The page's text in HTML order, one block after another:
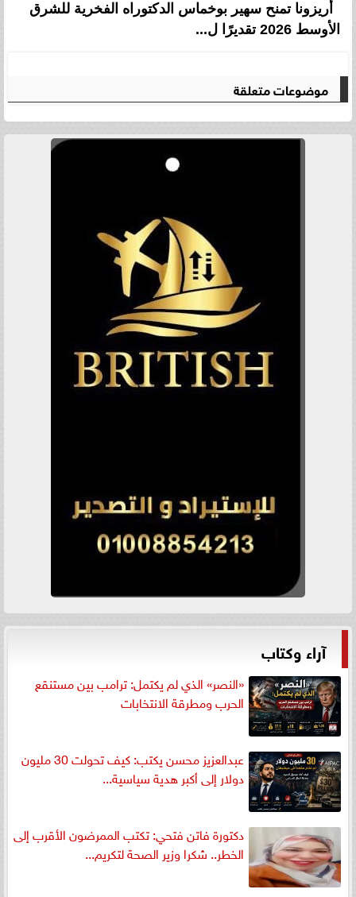
أريزونا تمنح سهير بوخماس الدكتوراه الفخرية للشرق
الأوسط 2026 تقديرًا ل...
موضوعات متعلقة
آراء وكتاب
«النصر» الذي لم يكتمل: ترامب بين مستنقع
الحرب ومطرقة الانتخابات
عبدالعزيز محسن يكتب: كيف تحولت 30 مليون
دولار إلى أكبر هدية سياسية...
دكتورة فاتن فتحي: تكتب الممرضون الأقرب إلى
الخطر.. شكرا وزير الصحة لتكريم...